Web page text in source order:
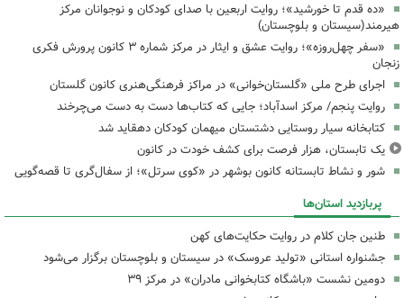
«ده قدم تا خورشید»؛ روایت اربعین با صدای کودکان و نوجوانان مرکز
هیرمند(سیستان و بلوچستان)
«سفر چهل‌روزه»؛ روایت عشق و ایثار در مرکز شماره ۳ کانون پرورش فکری
زنجان
اجرای طرح ملی «گلستان‌خوانی» در مراکز فرهنگی‌هنری کانون گلستان
روایت پنجم/ مرکز اسدآباد؛ جایی که کتاب‌ها دست به دست می‌چرخند
کتابخانه سیار روستایی دشتستان میهمان کودکان دهقاید شد
یک تابستان، هزار فرصت برای کشف خودت در کانون
شور و نشاط تابستانه کانون بوشهر در «کوی سرتل»؛ از سفال‌گری تا قصه‌گویی
پربازدید استان‌ها
طنین جان کلام در روایت حکایت‌های کهن
جشنواره استانی «تولید عروسک» در سیستان و بلوچستان برگزار می‌شود
دومین نشست «باشگاه کتابخوانی مادران» در مرکز ۳۹